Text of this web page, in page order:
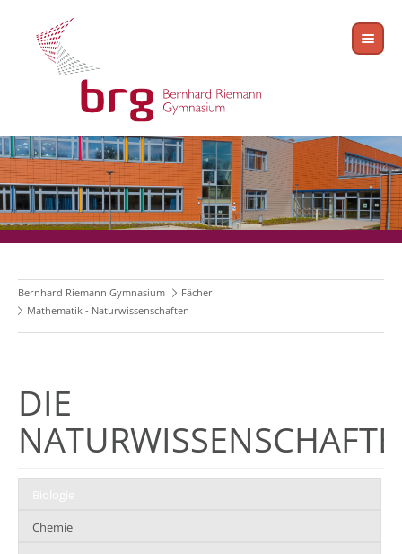
Bernhard Riemann Gymnasium
Fächer
Mathematik - Naturwissenschaften
DIE
Chemie